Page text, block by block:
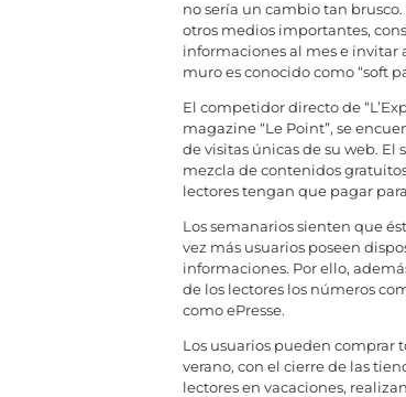
no sería un cambio tan
otros medios importantes,
informaciones al mes e invitar
muro es conocido como “soft
El competidor directo de
magazine “Le Point”, se
de visitas únicas de su web.
mezcla de contenidos
lectores tengan que pagar
Los semanarios sienten que
vez más usuarios poseen
informaciones. Por ello,
de los lectores los números
como ePresse.
Los usuarios pueden comprar
verano, con el cierre de las
lectores en vacaciones,